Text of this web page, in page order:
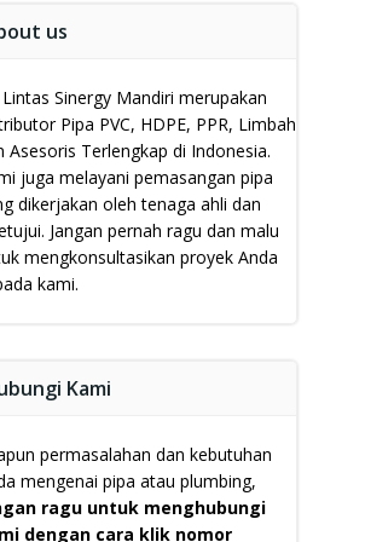
us
Sinergy Mandiri merupakan
Pipa PVC, HDPE, PPR, Limbah
Asesoris Terlengkap di Indonesia.
juga melayani pemasangan pipa
dikerjakan oleh tenaga ahli dan
Jangan pernah ragu dan malu
mengkonsultasikan proyek Anda
kami.
Kami
permasalahan dan kebutuhan
mengenai pipa atau plumbing,
ragu untuk menghubungi
dengan cara klik nomor